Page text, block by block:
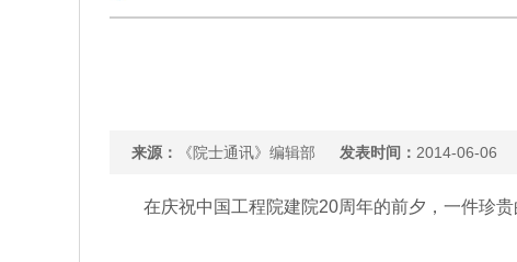
来源： 《院士通讯》编辑部 发表时间： 2014-06-06
在庆祝中国工程院建院20周年的前夕，一件珍